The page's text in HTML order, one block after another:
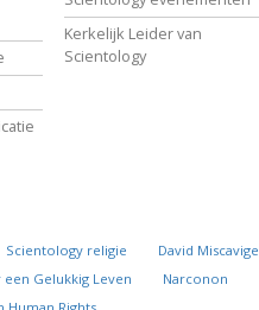
Kerkelijk Leider van
Scientology
Scientology religie David Miscavige
een Gelukkig Leven Narconon